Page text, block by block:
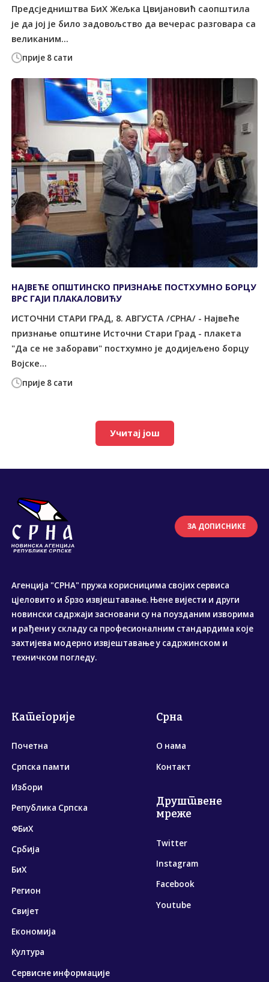
прије 8 сати
Предсједништва БиХ Жељка Цвијановић саопштила
је да јој је било задовољство да вечерас разговара са
великаним...
прије 8 сати
НАЈВЕЋЕ ОПШТИНСКО ПРИЗНАЊЕ ПОСТХУМНО БОРЦУ
ВРС ГАЈИ ПЛАКАЛОВИЋУ
ИСТОЧНИ СТАРИ ГРАД, 8. АВГУСТА /СРНА/ - Највеће
признање општине Источни Стари Град - плакета
"Да се не заборави" постхумно је додијељено борцу
Војске...
Учитај још
ЗА ДОПИСНИКЕ
Агенција "СРНА" пружа корисницима својих сервиса
цјеловито и брзо извјештавање. Њене вијести и други
новински садржаји засновани су на поузданим изворима
и рађени у складу са професионалним стандардима које
захтијева модерно извјештавање у садржинском и
техничком погледу.
Категорије
Почетна
Српска памти
Избори
Република Српска
ФБиХ
Србија
БиХ
Регион
Свијет
Економија
Култура
Сервисне информације
Срна
О нама
Контакт
Друштвене
мреже
Twitter
Instagram
Facebook
Youtube